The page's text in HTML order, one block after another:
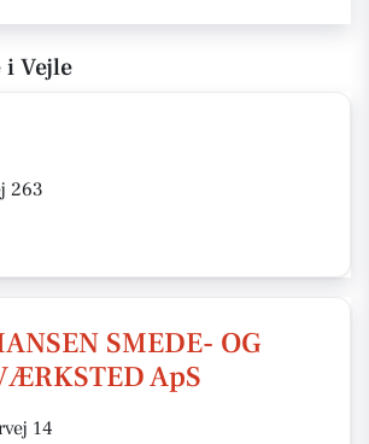
Vejle
263
SMEDE- OG
ApS
14